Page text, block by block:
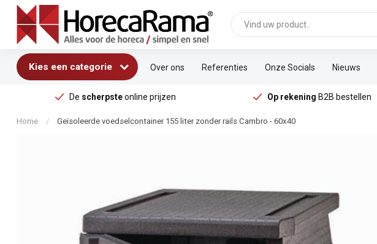
Kies een categorie Over ons Referenties Onze Socials Nieuws
De scherpsteonline prijzen Op rekening B2B bestellen
Home / Geïsoleerde voedselcontainer 155 liter zonder rails Cambro - 60x40